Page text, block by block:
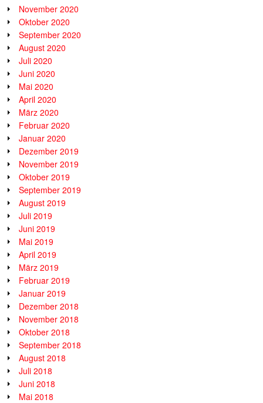
November 2020
Oktober 2020
September 2020
August 2020
Juli 2020
Juni 2020
Mai 2020
April 2020
März 2020
Februar 2020
Januar 2020
Dezember 2019
November 2019
Oktober 2019
September 2019
August 2019
Juli 2019
Juni 2019
Mai 2019
April 2019
März 2019
Februar 2019
Januar 2019
Dezember 2018
November 2018
Oktober 2018
September 2018
August 2018
Juli 2018
Juni 2018
Mai 2018